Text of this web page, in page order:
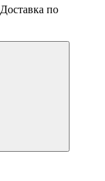
Доставка по